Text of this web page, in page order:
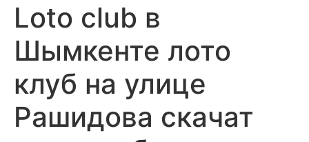
Loto club в
Шымкенте лото
клуб на улице
Рашидова скачат